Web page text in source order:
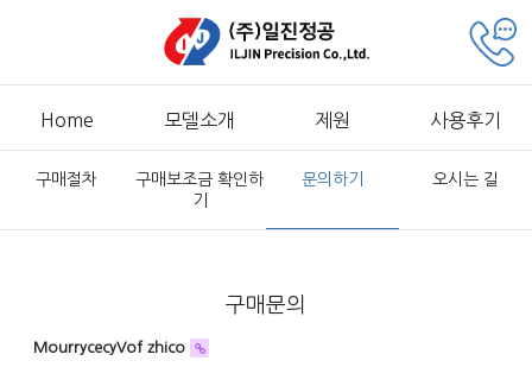
Home 모델소개 제원 사용후기
구매절차
구매보조금 확인하
기
문의하기 오시는 길
구매문의
MourrycecyVof zhico